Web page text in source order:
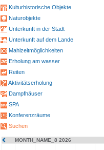
Kulturhistorische Objekte
Naturobjekte
Unterkunft in der Stadt
Unterkunft auf dem Lande
Mahlzeitmöglichkeiten
Erholung am wasser
Reiten
Aktivitätserholung
Dampfhäuser
SPA
Konferenzräume
Suchen
MONTH_NAME_8 2026